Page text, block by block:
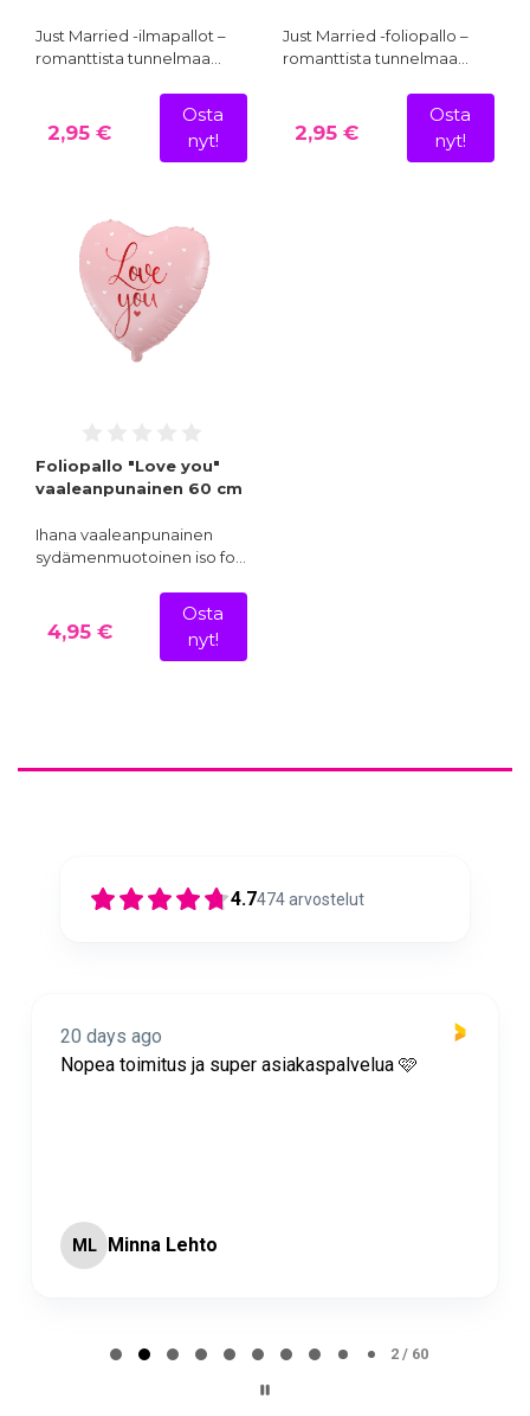
Just Married -ilmapallot –
romanttista tunnelmaa…
2,95 €
Osta
nyt!
Just Married -foliopallo –
romanttista tunnelmaa…
2,95 €
Osta
nyt!
Foliopallo "Love you"
vaaleanpunainen 60 cm
Ihana vaaleanpunainen
sydämenmuotoinen iso fo…
4,95 €
Osta
nyt!
4.7474arvostelut
20 days ago
Nopea toimitus ja super asiakaspalvelua 🩷
ML Minna Lehto
2 / 60